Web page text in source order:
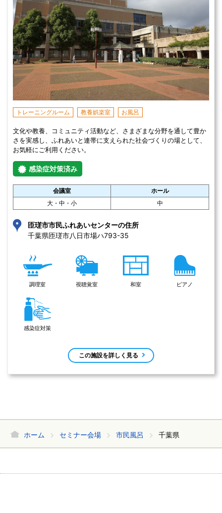
トレーニングルーム 教養娯楽室 お風呂
文化や教養、コミュニティ活動など、さまざまな分野を通して豊か
さを実感し、ふれあいと連帯に支えられた社会づくりの場として、
お気軽にご利用ください。
感染症対策済み
会議室
ホール
大・中・小
中
匝瑳市市民ふれあいセンターの住所
千葉県匝瑳市八日市場ハ793-35
調理室 視聴覚室 和室 ピアノ
感染症対策
この施設を詳しく見る
ホーム セミナー会場 市民風呂 千葉県